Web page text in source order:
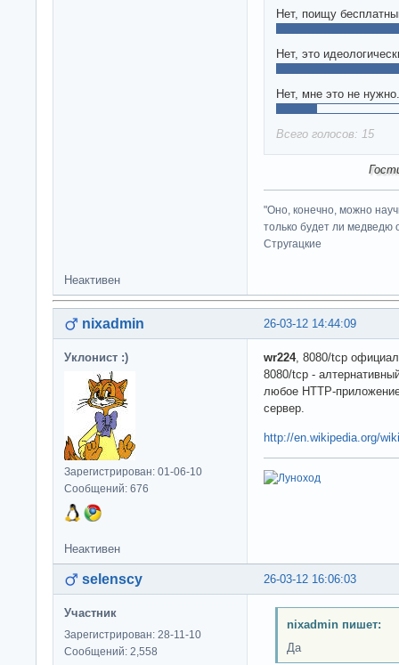
Нет, поищу
Нет, это
Нет, мне это не нужно.
Всего голосов: 15
"Оно, конечно, можно
только будет ли медведю
Стругацкие
Неактивен
26-03-12 14:44:09
nixadmin
Уклонист :)
Зарегистрирован: 01-06-10
Сообщений: 676
wr224, 8080/tcp
8080/tcp -
любое HTTP-
сервер.
http://en.wikipedia.org/
Неактивен
26-03-12 16:06:03
selenscy
Участник
Зарегистрирован: 28-11-10
Сообщений: 2,558
nixadmin пишет:
Да